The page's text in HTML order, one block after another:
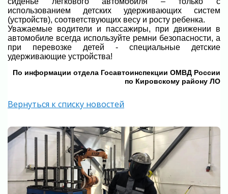
использованием детских удерживающих систем
(устройств), соответствующих весу и росту ребенка.
Уважаемые водители и пассажиры, при движении в
автомобиле всегда используйте ремни безопасности, а
при перевозке детей - специальные детские
удерживающие устройства!
По информации отдела Госавтоинспекции ОМВД России
по Кировскому району ЛО
Вернуться к списку новостей